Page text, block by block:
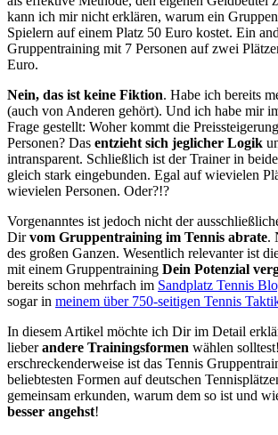
kann ich mir nicht erklären, warum ein
Spielern auf einem Platz 50 Euro kostet. Ein
Gruppentraining mit 7 Personen auf zwei
Euro.
Nein, das ist keine Fiktion. Habe ich bereits
(auch von Anderen gehört). Und ich habe mir
Frage gestellt: Woher kommt die
Personen? Das entzieht sich jeglicher Logik
intransparent. Schließlich ist der Trainer in
gleich stark eingebunden. Egal auf wievielen
wievielen Personen. Oder?!?
Vorgenanntes ist jedoch nicht der
Dirvom Gruppentraining im Tennis abrate.
des großen Ganzen. Wesentlich relevanter ist
mit einem Gruppentraining Dein Potenzial
bereits schon mehrfach im Sandplatz Tennis
sogar in meinem über 750-seitigen Tennis
In diesem Artikel möchte ich Dir im Detail
lieberandere Trainingsformen wählen
erschreckenderweise ist das Tennis
beliebtesten Formen auf deutschen
gemeinsam erkunden, warum dem so ist und
besser angehst!